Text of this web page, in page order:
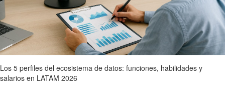
Los 5 perfiles del ecosistema de datos: funciones, habilidades y
salarios en LATAM 2026